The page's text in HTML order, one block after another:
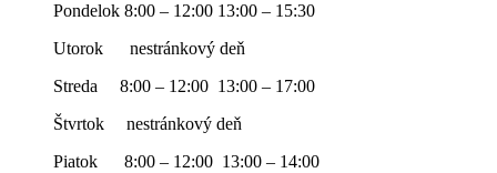
Pondelok 8:00 – 12:00 13:00 – 15:30
Utorok nestránkový deň
Streda 8:00 – 12:00 13:00 – 17:00
Štvrtok nestránkový deň
Piatok 8:00 – 12:00 13:00 – 14:00